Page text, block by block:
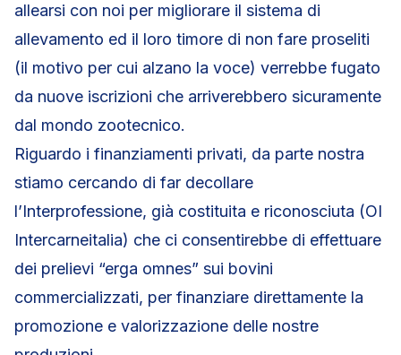
allearsi con noi per migliorare il sistema di
allevamento ed il loro timore di non fare proseliti
(il motivo per cui alzano la voce) verrebbe fugato
da nuove iscrizioni che arriverebbero sicuramente
dal mondo zootecnico.
Riguardo i finanziamenti privati, da parte nostra
stiamo cercando di far decollare
l’Interprofessione, già costituita e riconosciuta (OI
Intercarneitalia) che ci consentirebbe di effettuare
dei prelievi “erga omnes” sui bovini
commercializzati, per finanziare direttamente la
promozione e valorizzazione delle nostre